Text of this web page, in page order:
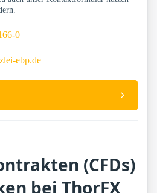
0
ebp.de
(CFDs)
bei ThorFX